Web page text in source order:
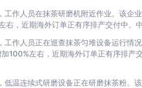
作人员在抹茶研磨机附近作业。该企
，近期海外订单正有序排产交付中。
作人员正在巡查抹茶匀堆设备运行情
100%左右，近期海外订单正有序排产
温连续式研磨设备正在研磨抹茶粉。